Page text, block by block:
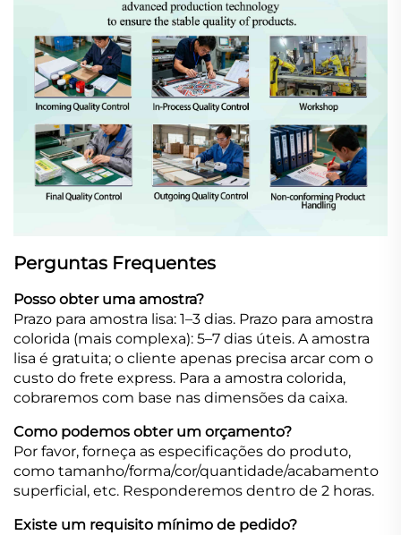
Perguntas Frequentes
Posso obter uma amostra?
Prazo para amostra lisa: 1–3 dias. Prazo para amostra
colorida (mais complexa): 5–7 dias úteis. A amostra
lisa é gratuita; o cliente apenas precisa arcar com o
custo do frete express. Para a amostra colorida,
cobraremos com base nas dimensões da caixa.
Como podemos obter um orçamento?
Por favor, forneça as especificações do produto,
como tamanho/forma/cor/quantidade/acabamento
superficial, etc. Responderemos dentro de 2 horas.
Existe um requisito mínimo de pedido?